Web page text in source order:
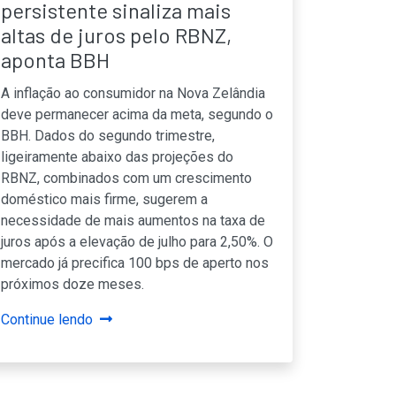
persistente sinaliza mais
altas de juros pelo RBNZ,
aponta BBH
A inflação ao consumidor na Nova Zelândia
deve permanecer acima da meta, segundo o
BBH. Dados do segundo trimestre,
ligeiramente abaixo das projeções do
RBNZ, combinados com um crescimento
doméstico mais firme, sugerem a
necessidade de mais aumentos na taxa de
juros após a elevação de julho para 2,50%. O
mercado já precifica 100 bps de aperto nos
próximos doze meses.
Continue lendo